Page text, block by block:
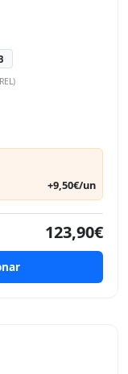
+9,50€/un
123,90€